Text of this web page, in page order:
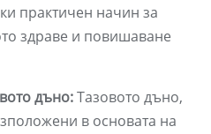
практичен начин за
здраве и повишаване
дъно:Тазовото дъно,
в основата на